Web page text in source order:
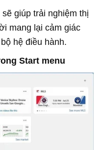
giúp trải nghiệm thị
mang lại cảm giác
hệ điều hành.
Start menu